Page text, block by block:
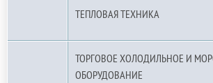
ТЕПЛОВАЯ ТЕХНИКА
ТОРГОВОЕ ХОЛОДИЛЬНОЕ И
ОБОРУДОВАНИЕ